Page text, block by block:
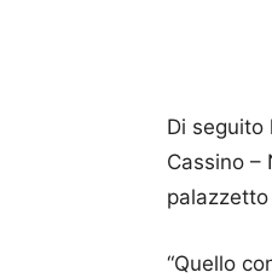
Di seguito
Cassino –
“Quello